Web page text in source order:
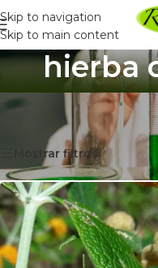
Skip to navigation
Skip to main content
hierba
Inicio
Productos
Mostrando el único
Mostrar filtros